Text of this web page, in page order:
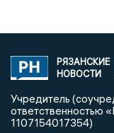
РЯЗАНСКИЕ
НОВОСТИ
Учредитель
1107154017354)